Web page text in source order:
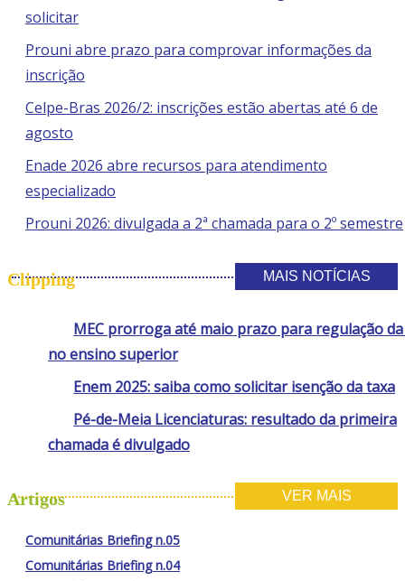
solicitar
Prouni abre prazo para comprovar informações da
inscrição
Celpe-Bras 2026/2: inscrições estão abertas até 6 de
agosto
Enade 2026 abre recursos para atendimento
especializado
Prouni 2026: divulgada a 2ª chamada para o 2º semestre
MAIS NOTÍCIAS
Clipping
MEC prorroga até maio prazo para regulação da
no ensino superior
Enem 2025: saiba como solicitar isenção da taxa
Pé-de-Meia Licenciaturas: resultado da primeira
chamada é divulgado
VER MAIS
Artigos
Comunitárias Briefing n.05
Comunitárias Briefing n.04